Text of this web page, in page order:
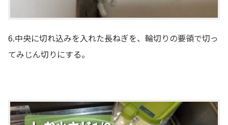
6.中央に切れ込みを入れた長ねぎを、輪切りの要領で切っ
てみじん切りにする。